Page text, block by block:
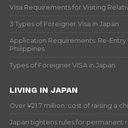
Visa Requirements for Visiting
3 Types of Foreigner Visa in Japan
Application Requirements: Re-Entry
Philippines
Types of Foreigner VISA in Japan
LIVING IN JAPAN
Over ¥21.7 million: cost of raising a
Japan tightens rules for permanent